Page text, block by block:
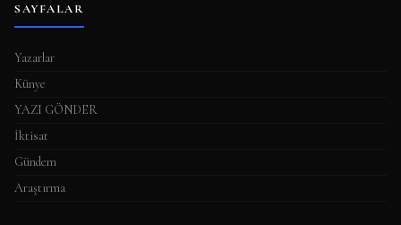
SAYFALAR
Yazarlar
Künye
YAZI GÖNDER
İktisat
Gündem
Araştırma